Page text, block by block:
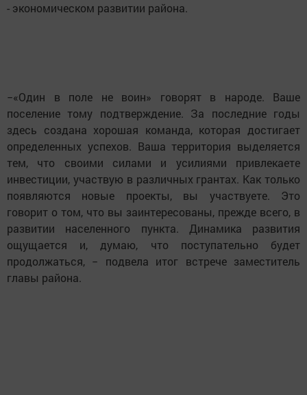
- экономическом развитии района.
−«Один в поле не воин» говорят в народе. Ваше
поселение тому подтверждение. За последние годы
здесь создана хорошая команда, которая достигает
определенных успехов. Ваша территория выделяется
тем, что своими силами и усилиями привлекаете
инвестиции, участвую в различных грантах. Как только
появляются новые проекты, вы участвуете. Это
говорит о том, что вы заинтересованы, прежде всего, в
развитии населенного пункта. Динамика развития
ощущается и, думаю, что поступательно будет
продолжаться, − подвела итог встрече заместитель
главы района.